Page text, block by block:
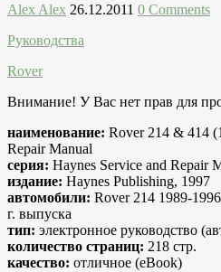
Alex Alex 26.12.2011 0 Comments
Руководства
Rover
Внимание! У Вас нет прав для
наименование: Rover 214 & 414
Repair Manual
серия: Haynes Service and Repair
издание: Haynes Publishing, 1997
автомобили: Rover 214 1989-
г. выпуска
тип: электронное руководство
количество страниц: 218 стр.
качество: отличное (eBook)